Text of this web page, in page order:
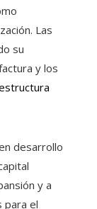
Las
su
y los
desarrollo
y a
para el